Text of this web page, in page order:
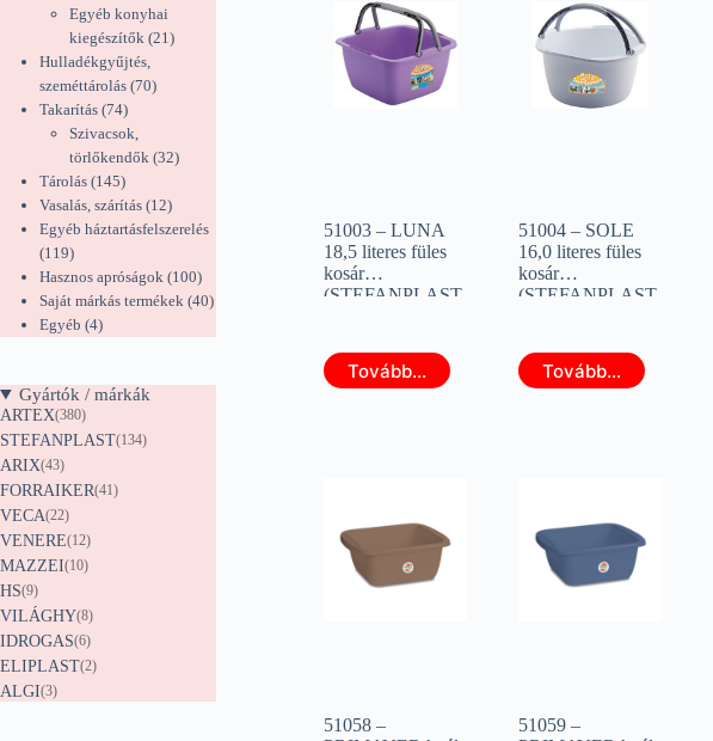
51003 – LUNA
18,5 literes füles
kosár
(STEFANPLAST
Tovább...
51004 – SOLE
16,0 literes füles
kosár
(STEFANPLAST
Tovább...
51058 –
51059 –
Egyéb konyhai
kiegészítők 2121
Hulladékgyűjtés,
szeméttárolás 7070
Takarítás 7474
termék
Szivacsok,
törlőkendők 3232
Tárolás 145145
termék
Vasalás, szárítás 1212
termék
Egyéb háztartásfelszerelés
119119
termék
Hasznos apróságok 100100
termék
Saját márkás termékek 4040
Egyéb 44
Gyártók / márkák
ARTEX(380)
STEFANPLAST(134)
ARIX(43)
FORRAIKER(41)
VECA(22)
VENERE(12)
MAZZEI(10)
HS(9)
VILÁGHY(8)
IDROGAS(6)
ELIPLAST(2)
ALGI(3)